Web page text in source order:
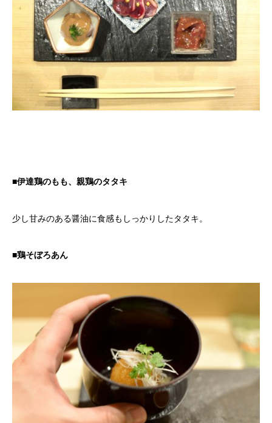
■伊達鶏のもも、親鶏のタタキ
少し甘みのある醤油に食感もしっかりしたタタキ。
■鶏そぼろあん